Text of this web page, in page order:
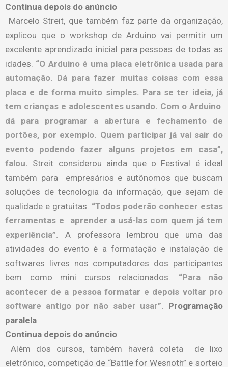
Continua depois do anúncio
Marcelo Streit, que também faz parte da organização,
explicou que o workshop de Arduino vai permitir um
excelente aprendizado inicial para pessoas de todas as
idades. “O Arduino é uma placa eletrônica usada para
automação. Dá para fazer muitas coisas com essa
placa e de forma muito simples. Para se ter ideia, já
tem crianças e adolescentes usando. Com o Arduino
dá para programar a abertura e fechamento de
portões, por exemplo. Quem participar já vai sair do
evento podendo fazer alguns projetos em casa”,
falou. Streit considerou ainda que o Festival é ideal
também para empresários e autônomos que buscam
soluções de tecnologia da informação, que sejam de
qualidade e gratuitas. “Todos poderão conhecer estas
ferramentas e aprender a usá-las com quem já tem
experiência”. A professora lembrou que uma das
atividades do evento é a formatação e instalação de
softwares livres nos computadores dos participantes
bem como mini cursos relacionados. “Para não
acontecer de a pessoa formatar e depois voltar pro
software antigo por não saber usar”. Programação
paralela
Continua depois do anúncio
Além dos cursos, também haverá coleta de lixo
eletrônico, competição de “Battle for Wesnoth” e sorteio